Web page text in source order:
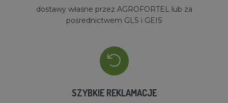
dostawy własne przez AGROFORTEL lub za
pośrednictwem GLS i GEIS
SZYBKIE REKLAMACJE